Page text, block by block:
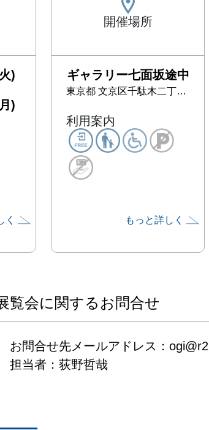
)
)
く
開催場所
ギャラリー七面坂途中
東京都 文京区千駄木二丁目35-6
利用案内
もっと詳しく
覧会に関するお問合せ
お問合せ先メールアドレス：
担当者：荻野哲哉